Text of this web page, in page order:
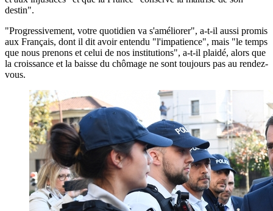
destin".
"Progressivement, votre quotidien va s'améliorer", a-t-il aussi promis
aux Français, dont il dit avoir entendu "l'impatience", mais "le temps
que nous prenons et celui de nos institutions", a-t-il plaidé, alors que
la croissance et la baisse du chômage ne sont toujours pas au rendez-
vous.